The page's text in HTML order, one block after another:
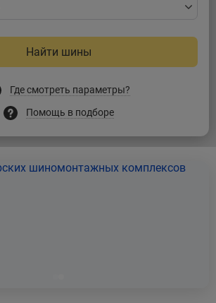
Найти шины
Где смотреть параметры?
Помощь в подборе